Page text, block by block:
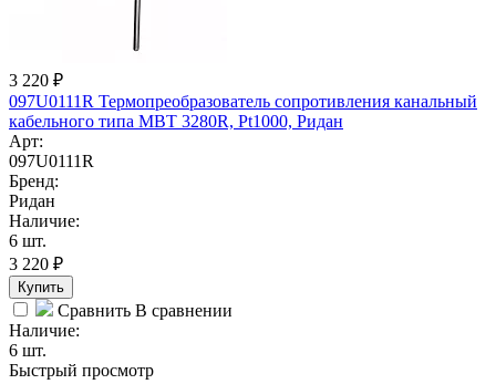
3 220 ₽
097U0111R Термопреобразователь сопротивления канальный
кабельного типа MBT 3280R, Pt1000, Ридан
Арт:
097U0111R
Бренд:
Ридан
Наличие:
6 шт.
3 220 ₽
Купить
Сравнить В сравнении
Наличие:
6 шт.
Быстрый просмотр